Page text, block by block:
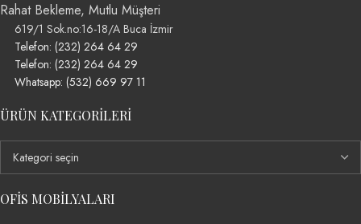
Rahat Bekleme, Mutlu Müşteri
619/1 Sok.no:16-18/A Buca İzmir
Telefon: (232) 264 64 29
Telefon: (232) 264 64 29
Whatsapp: (532) 669 97 11
ÜRÜN KATEGORILERI
OFIS MOBILYALARI